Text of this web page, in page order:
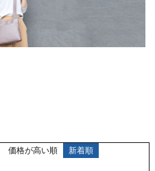
価格が高い順
新着順